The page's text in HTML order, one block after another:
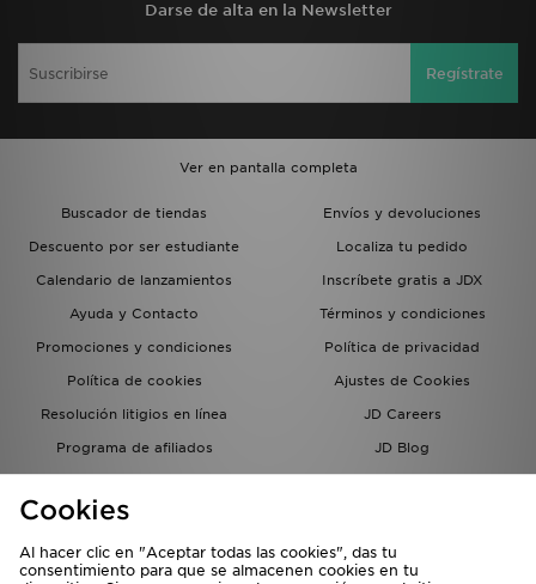
Darse de alta en la Newsletter
Regístrate
Ver en pantalla completa
Buscador de tiendas
Envíos y devoluciones
Descuento por ser estudiante
Localiza tu pedido
Calendario de lanzamientos
Inscríbete gratis a JDX
Ayuda y Contacto
Términos y condiciones
Promociones y condiciones
Política de privacidad
Política de cookies
Ajustes de Cookies
Resolución litigios en línea
JD Careers
Programa de afiliados
JD Blog
del grupo JD - Whistleblowing
Cookies
Al hacer clic en "Aceptar todas las cookies", das tu
consentimiento para que se almacenen cookies en tu